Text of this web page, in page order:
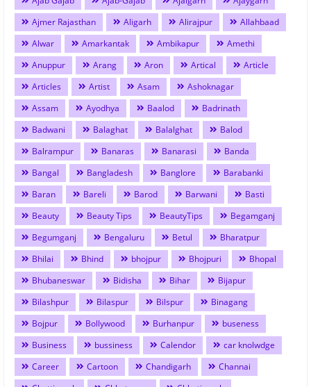
Ajmer Rajasthan
Aligarh Alirajpur
Allahbaad
Alwar
Amarkantak Ambikapur
Amethi
Anuppur
Arang Aron Artical
Article
Articles
Artist Asam
Ashoknagar
Assam
Ayodhya Baalod
Badrinath
Badwani
Balaghat Balalghat
Balod
Balrampur
Banaras Banarasi
Banda
Bangal
Bangladesh Banglore
Barabanki
Baran
Bareli Barod Barwani
Basti
Beauty
Beauty Tips BeautyTips
Begamganj
Begumganj
Bengaluru Betul
Bharatpur
Bhilai
Bhind bhojpur Bhojpuri
Bhopal
Bhubaneswar
Bidisha Bihar
Bijapur
Bilashpur
Bilaspur Bilspur
Binagang
Bojpur
Bollywood Burhanpur
buseness
Business
bussiness Calendor
car knolwdge
Career
Cartoon Chandigarh
Channai